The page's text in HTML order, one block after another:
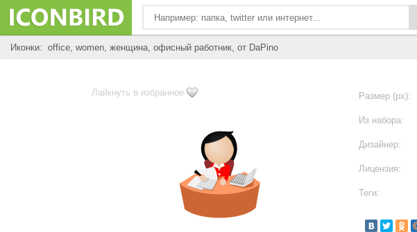
Иконки: office, women, женщина, офисный работник, от DaPino
Лайкнуть в избранное Размер (px):
Из набора:
Дизайнер:
Лицензия:
Теги: